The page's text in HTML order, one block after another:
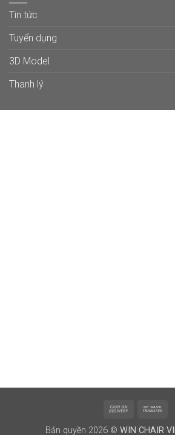
Tin tức
Tuyển dụng
3D Model
Thanh lý
Cash
Bản quyền 2026 © WIN CHAIR